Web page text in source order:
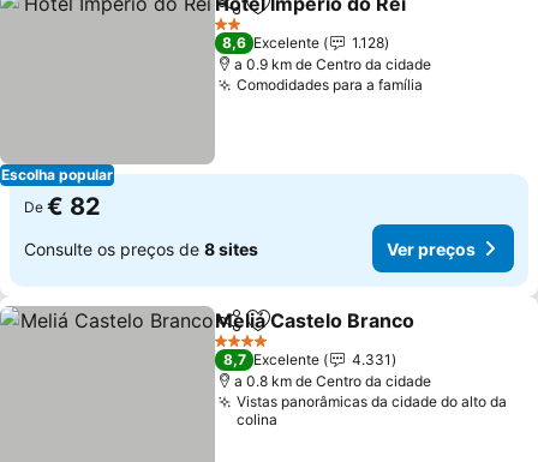
Escolha popular
PartilharAdicionar aos favoritos
2 Estrelas
8,6 Excelente
1.128
a 0.9 km de Centro da cidade
Comodidades para a família
De € 82
Consulte os preços de 8 sites Ver preços
PartilharAdicionar aos favoritos
Meliá Castelo Branco
4 Estrelas
8,7 Excelente
4.331
a 0.8 km de Centro da cidade
Vistas panorâmicas da cidade do alto da
colina